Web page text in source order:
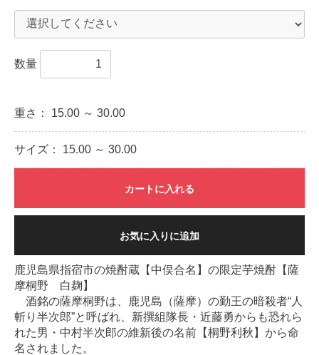
数量
重さ： 15.00 ～ 30.00
サイズ： 15.00 ～ 30.00
カートに入れる
お気に入りに追加
鹿児島県指宿市の焼酎蔵【中俣合名】の限定芋焼酎【薩
摩桐野 白麹】
酒銘の薩摩桐野は、鹿児島（薩摩）の勤王の暗殺者“人
斬り半次郎”と呼ばれ、新撰組隊長・近藤勇からも恐れら
れた男・中村半次郎の維新後の名前【桐野利秋】から命
名されました。